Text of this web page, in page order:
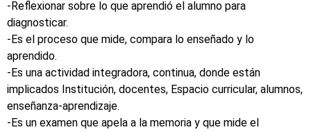
-Reflexionar sobre lo que aprendió el alumno para
diagnosticar.
-Es el proceso que mide, compara lo enseñado y lo
aprendido.
-Es una actividad integradora, continua, donde están
implicados Institución, docentes, Espacio curricular, alumnos,
enseñanza-aprendizaje.
-Es un examen que apela a la memoria y que mide el